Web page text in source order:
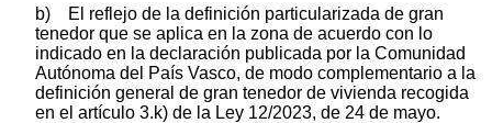
b) El reflejo de la definición particularizada de gran
tenedor que se aplica en la zona de acuerdo con lo
indicado en la declaración publicada por la Comunidad
Autónoma del País Vasco, de modo complementario a la
definición general de gran tenedor de vivienda recogida
en el artículo 3.k) de la Ley 12/2023, de 24 de mayo.